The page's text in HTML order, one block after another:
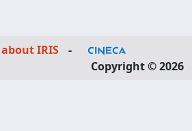
about IRIS
-
Copyright © 2026